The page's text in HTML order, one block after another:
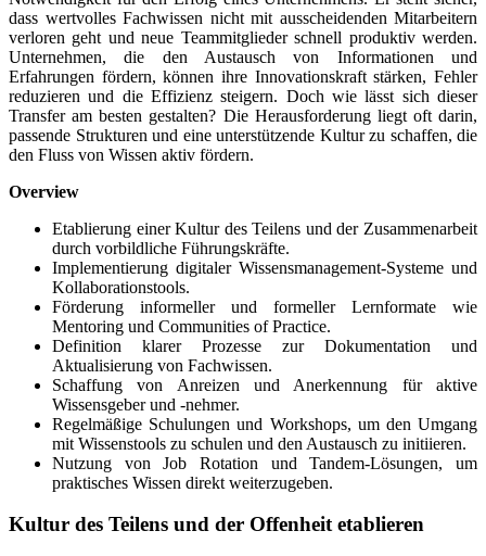
dass wertvolles Fachwissen nicht mit ausscheidenden Mitarbeitern
verloren geht und neue Teammitglieder schnell produktiv werden.
Unternehmen, die den Austausch von Informationen und
Erfahrungen fördern, können ihre Innovationskraft stärken, Fehler
reduzieren und die Effizienz steigern. Doch wie lässt sich dieser
Transfer am besten gestalten? Die Herausforderung liegt oft darin,
passende Strukturen und eine unterstützende Kultur zu schaffen, die
den Fluss von Wissen aktiv fördern.
Overview
Etablierung einer Kultur des Teilens und der Zusammenarbeit
durch vorbildliche Führungskräfte.
Implementierung digitaler Wissensmanagement-Systeme und
Kollaborationstools.
Förderung informeller und formeller Lernformate wie
Mentoring und Communities of Practice.
Definition klarer Prozesse zur Dokumentation und
Aktualisierung von Fachwissen.
Schaffung von Anreizen und Anerkennung für aktive
Wissensgeber und -nehmer.
Regelmäßige Schulungen und Workshops, um den Umgang
mit Wissenstools zu schulen und den Austausch zu initiieren.
Nutzung von Job Rotation und Tandem-Lösungen, um
praktisches Wissen direkt weiterzugeben.
Kultur des Teilens und der Offenheit etablieren